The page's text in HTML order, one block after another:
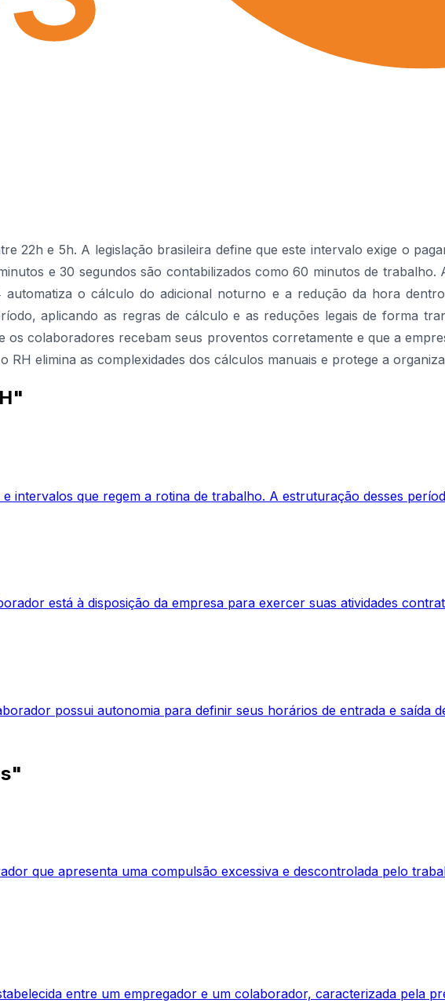
22h e 5h. A legislação brasileira define que este intervalo exige o
e 30 segundos são contabilizados como 60 minutos de trabalho.
o cálculo do adicional noturno e a redução da hora
aplicando as regras de cálculo e as reduções legais de forma
colaboradores recebam seus proventos corretamente e que a
RH elimina as complexidades dos cálculos manuais e protege a
intervalos que regem a rotina de trabalho. A estruturação desses
está à disposição da empresa para exercer suas atividades
possui autonomia para definir seus horários de entrada e saída
que apresenta uma compulsão excessiva e descontrolada pelo
entre um empregador e um colaborador, caracterizada pela